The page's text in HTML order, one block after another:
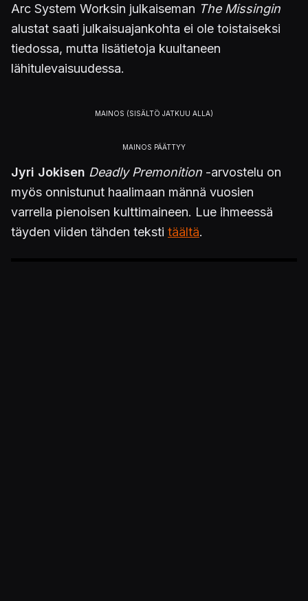
Arc System Worksin julkaiseman The Missingin
alustat saati julkaisuajankohta ei ole toistaiseksi
tiedossa, mutta lisätietoja kuultaneen
lähitulevaisuudessa.
Jyri Jokisen Deadly Premonition -arvostelu on
myös onnistunut haalimaan männä vuosien
varrella pienoisen kulttimaineen. Lue ihmeessä
täyden viiden tähden teksti täältä.